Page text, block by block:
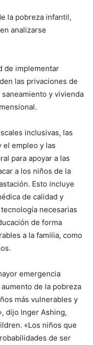
la pobreza infantil,
analizarse
de implementar
las privaciones de
y vivienda
inclusivas, las
el empleo y las
para apoyar a las
a los niños de la
Esto incluye
de calidad y
necesarias
de forma
a la familia, como
emergencia
de la pobreza
más vulnerables y
dijo Inger Ashing,
«Los niños que
de ser